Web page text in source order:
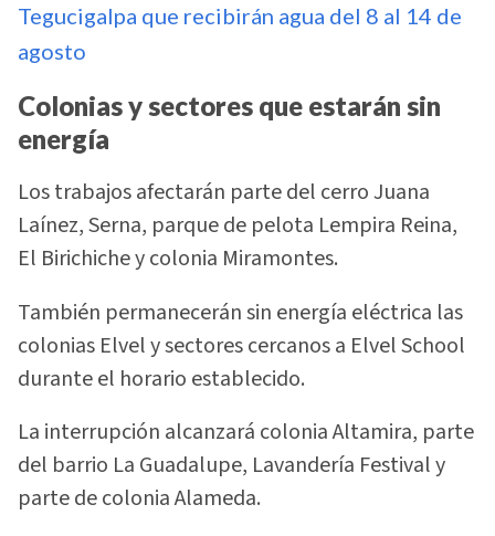
Tegucigalpa que recibirán agua del 8 al 14 de
agosto
Colonias y sectores que estarán sin
energía
Los trabajos afectarán parte del cerro Juana
Laínez, Serna, parque de pelota Lempira Reina,
El Birichiche y colonia Miramontes.
También permanecerán sin energía eléctrica las
colonias Elvel y sectores cercanos a Elvel School
durante el horario establecido.
La interrupción alcanzará colonia Altamira, parte
del barrio La Guadalupe, Lavandería Festival y
parte de colonia Alameda.